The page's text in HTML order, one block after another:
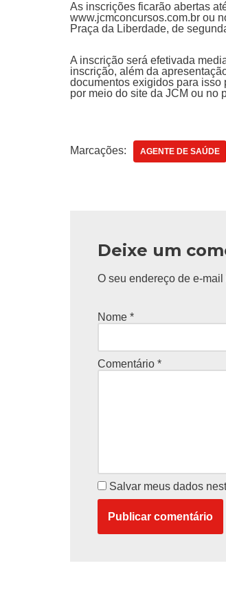
As inscrições ficarão abertas
www.jcmconcursos.com.br ou
Praça da Liberdade, de
A inscrição será efetivada
inscrição, além da
documentos exigidos para isso
por meio do site da JCM ou no
Marcações: AGENTE DE SAÚDE
Deixe um
O seu endereço de e-
Nome *
Comentário *
Salvar meus dados